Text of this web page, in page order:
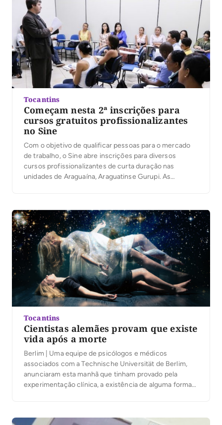
Tocantins
Começam nesta 2ª inscrições para
cursos gratuitos profissionalizantes
no Sine
Com o objetivo de qualificar pessoas para o mercado
de trabalho, o Sine abre inscrições para diversos
cursos profissionalizantes de curta duração nas
unidades de Araguaína, Araguatinse Gurupi. As
do Programa de Orientação Profissional e de Carreira,
destinados […]
Tocantins
Cientistas alemães provam que existe
vida após a morte
Berlim | Uma equipe de psicólogos e médicos
associados com a Technische Universität de Berlim,
anunciaram esta manhã que tinham provado pela
experimentação clínica, a existência de alguma forma
novo tipo de medicamento supervisionado por